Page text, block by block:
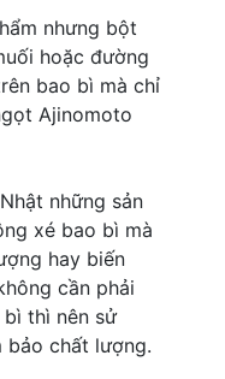
nhưng bột
hoặc đường
bao bì mà chỉ
Ajinomoto
những sản
xé bao bì mà
hay biến
cần phải
thì nên sử
bảo chất lượng.